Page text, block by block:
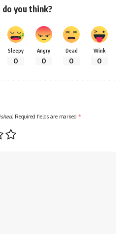
you think?
Sleepy
0
Angry
0
Dead
0
Wink
0
Required fields are marked *